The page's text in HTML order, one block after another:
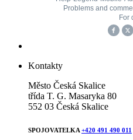
Kontakty
Město Česká Skalice
třída T. G. Masaryka 80
552 03 Česká Skalice
SPOJOVATELKA +420 491 490 011